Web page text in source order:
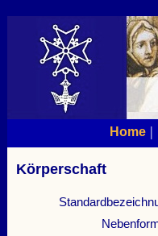
Home|
Körperschaft